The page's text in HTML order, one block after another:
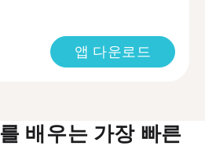
앱 다운로드
배우는 가장 빠른